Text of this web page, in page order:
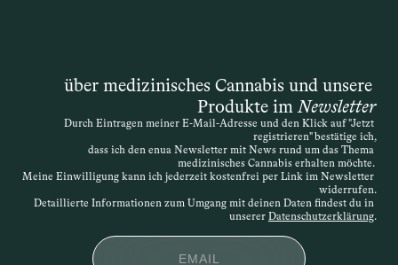
ist die Definition offen – entscheidend
ist, dass die Therapie medizinisch
nachvollziehbar begründet wird. Die
Verordnung kann daher sehr individuell
erfolgen. Wird der Antrag abgelehnt,
besteht die Möglichkeit des
über medizinisches Cannabis und unsere
Produkte im Newsletter
Durch Eintragen meiner E-Mail-Adresse und den Klick auf "Jetzt
registrieren" bestätige ich,
dass ich den enua Newsletter mit News rund um das Thema
medizinisches Cannabis erhalten möchte.
Meine Einwilligung kann ich jederzeit kostenfrei per Link im Newsletter
widerrufen.
Detaillierte Informationen zum Umgang mit deinen Daten findest du in
unserer Datenschutzerklärung.